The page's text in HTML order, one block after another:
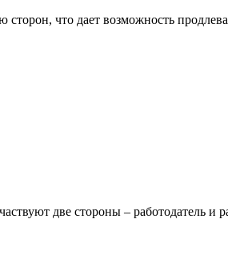
что дает возможность
две стороны – работодатель и